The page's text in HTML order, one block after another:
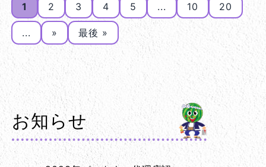
1 2 3 4 5 ... 10 20
... » 最後 »
お知らせ